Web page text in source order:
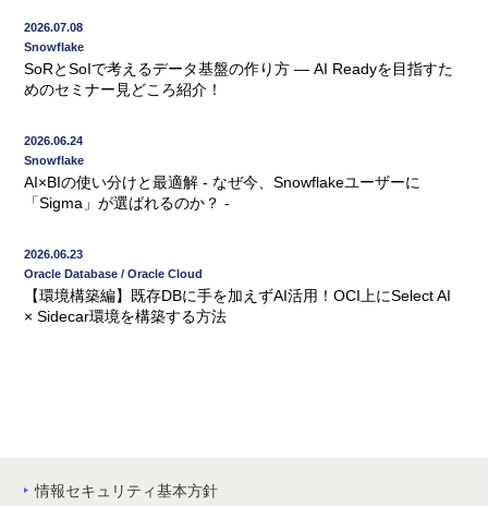
2026.07.08
Snowflake
SoRとSoIで考えるデータ基盤の作り方 ― AI Readyを目指すた
めのセミナー見どころ紹介！
2026.06.24
Snowflake
AI×BIの使い分けと最適解 - なぜ今、Snowflakeユーザーに
「Sigma」が選ばれるのか？ -
2026.06.23
Oracle Database / Oracle Cloud
【環境構築編】既存DBに手を加えずAI活用！OCI上にSelect AI
× Sidecar環境を構築する方法
情報セキュリティ基本方針